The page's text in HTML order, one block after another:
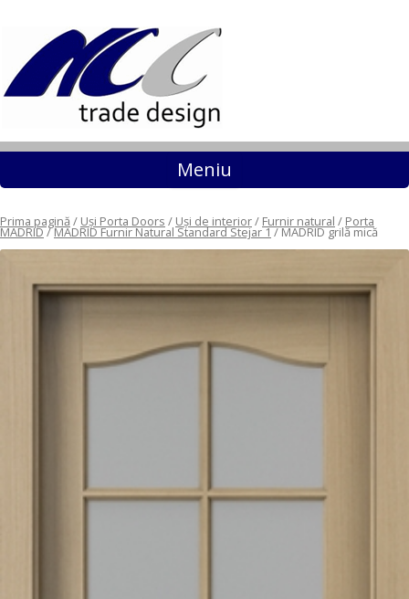
Meniu Sari la conținut
Prima pagină / Uși Porta Doors / Uși de interior/ Furnir natural / Porta
MADRID/MADRID Furnir Natural Standard Stejar 1/ MADRID grilă mică